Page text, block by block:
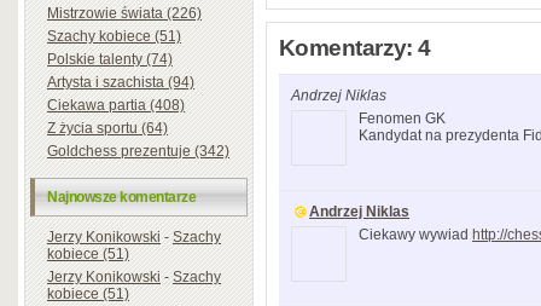
Mistrzowie świata (226)
Szachy kobiece (51)
Polskie talenty (74)
Artysta i szachista (94)
Ciekawa partia (408)
Z życia sportu (64)
Goldchess prezentuje (342)
Najnowsze komentarze
Jerzy Konikowski-Szachy
kobiece (51)
Jerzy Konikowski-Szachy
kobiece (51)
Komentarzy: 4
Andrzej Niklas
Fenomen GK
Kandydat na prezydenta
Andrzej Niklas
Ciekawy wywiad http://